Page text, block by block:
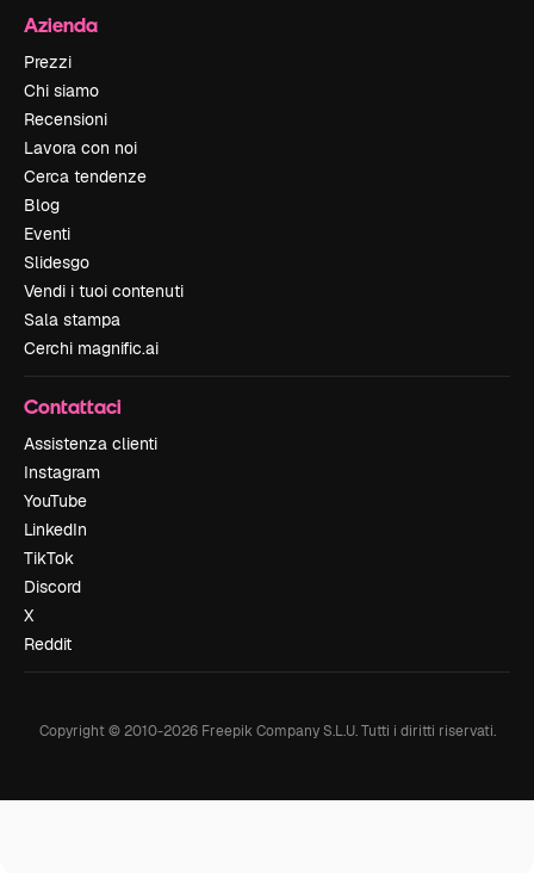
Azienda
Prezzi
Chi siamo
Recensioni
Lavora con noi
Cerca tendenze
Blog
Eventi
Slidesgo
Vendi i tuoi contenuti
Sala stampa
Cerchi magnific.ai
Contattaci
Assistenza clienti
Instagram
YouTube
LinkedIn
TikTok
Discord
X
Reddit
Copyright © 2010-2026Freepik Company S.L.U. Tutti i diritti riservati.